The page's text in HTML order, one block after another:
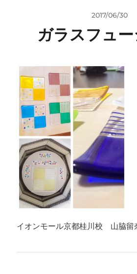
2017/06/30
ガラスフュ
イオンモール京都桂川校 山脇留